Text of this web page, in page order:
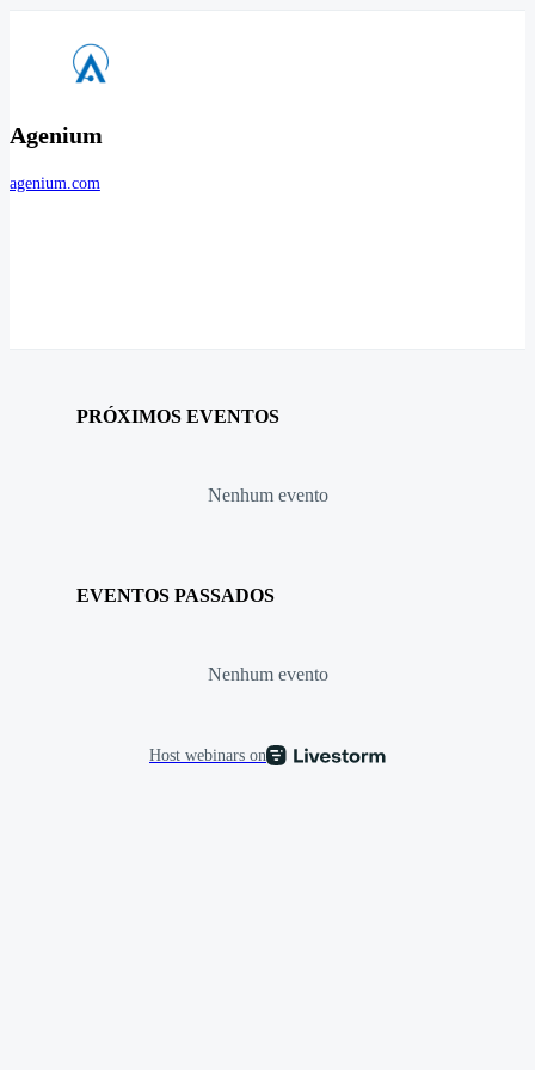
Agenium
agenium.com
PRÓXIMOS EVENTOS
Nenhum evento
EVENTOS PASSADOS
Nenhum evento
Host webinars on